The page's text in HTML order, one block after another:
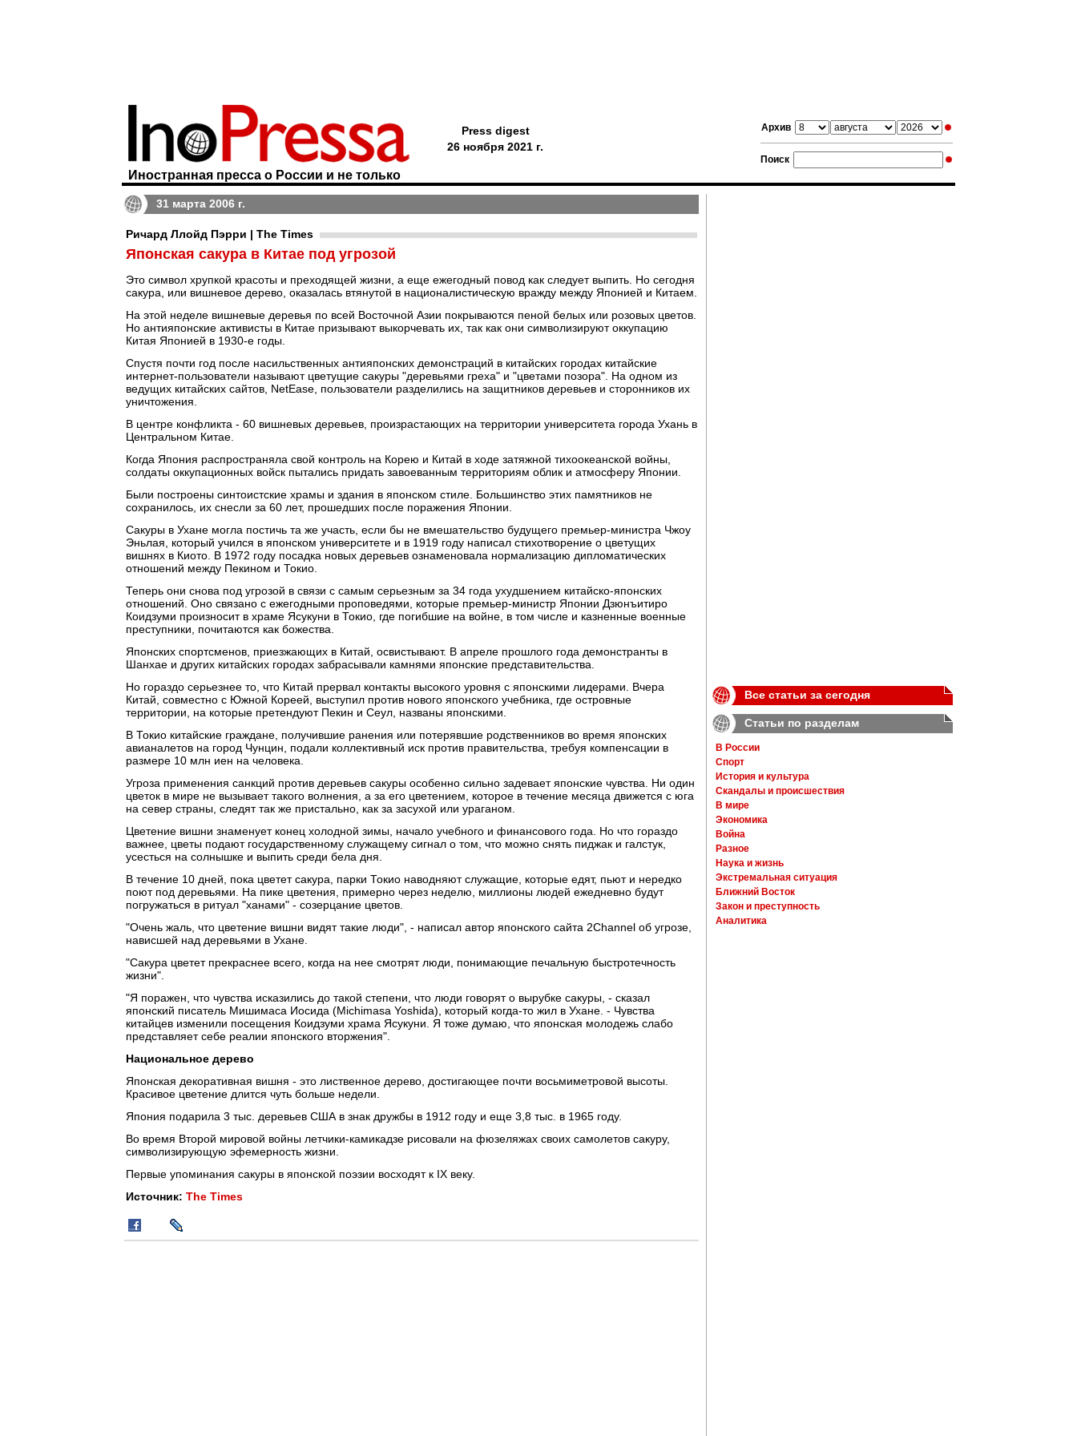
Архив
Поиск
Иностранная пресса о России и не только
Press digest
26 ноября 2021 г.
31 марта 2006 г.
Ричард Ллойд Пэрри | The Times
Японская сакура в Китае под угрозой
Это символ хрупкой красоты и преходящей жизни, а еще ежегодный повод как следует выпить. Но сегодня
сакура, или вишневое дерево, оказалась втянутой в националистическую вражду между Японией и Китаем.
На этой неделе вишневые деревья по всей Восточной Азии покрываются пеной белых или розовых цветов.
Но антияпонские активисты в Китае призывают выкорчевать их, так как они символизируют оккупацию
Китая Японией в 1930-е годы.
Спустя почти год после насильственных антияпонских демонстраций в китайских городах китайские
интернет-пользователи называют цветущие сакуры "деревьями греха" и "цветами позора". На одном из
ведущих китайских сайтов, NetEase, пользователи разделились на защитников деревьев и сторонников их
уничтожения.
В центре конфликта - 60 вишневых деревьев, произрастающих на территории университета города Ухань в
Центральном Китае.
Когда Япония распространяла свой контроль на Корею и Китай в ходе затяжной тихоокеанской войны,
солдаты оккупационных войск пытались придать завоеванным территориям облик и атмосферу Японии.
Были построены синтоистские храмы и здания в японском стиле. Большинство этих памятников не
сохранилось, их снесли за 60 лет, прошедших после поражения Японии.
Сакуры в Ухане могла постичь та же участь, если бы не вмешательство будущего премьер-министра Чжоу
Эньлая, который учился в японском университете и в 1919 году написал стихотворение о цветущих
вишнях в Киото. В 1972 году посадка новых деревьев ознаменовала нормализацию дипломатических
отношений между Пекином и Токио.
Теперь они снова под угрозой в связи с самым серьезным за 34 года ухудшением китайско-японских
отношений. Оно связано с ежегодными проповедями, которые премьер-министр Японии Дзюнъитиро
Коидзуми произносит в храме Ясукуни в Токио, где погибшие на войне, в том числе и казненные военные
преступники, почитаются как божества.
Японских спортсменов, приезжающих в Китай, освистывают. В апреле прошлого года демонстранты в
Шанхае и других китайских городах забрасывали камнями японские представительства.
Но гораздо серьезнее то, что Китай прервал контакты высокого уровня с японскими лидерами. Вчера
Китай, совместно с Южной Кореей, выступил против нового японского учебника, где островные
территории, на которые претендуют Пекин и Сеул, названы японскими.
В Токио китайские граждане, получившие ранения или потерявшие родственников во время японских
авианалетов на город Чунцин, подали коллективный иск против правительства, требуя компенсации в
размере 10 млн иен на человека.
Угроза применения санкций против деревьев сакуры особенно сильно задевает японские чувства. Ни один
цветок в мире не вызывает такого волнения, а за его цветением, которое в течение месяца движется с юга
на север страны, следят так же пристально, как за засухой или ураганом.
Цветение вишни знаменует конец холодной зимы, начало учебного и финансового года. Но что гораздо
важнее, цветы подают государственному служащему сигнал о том, что можно снять пиджак и галстук,
усесться на солнышке и выпить среди бела дня.
В течение 10 дней, пока цветет сакура, парки Токио наводняют служащие, которые едят, пьют и нередко
поют под деревьями. На пике цветения, примерно через неделю, миллионы людей ежедневно будут
погружаться в ритуал "ханами" - созерцание цветов.
"Очень жаль, что цветение вишни видят такие люди", - написал автор японского сайта 2Channel об угрозе,
нависшей над деревьями в Ухане.
"Сакура цветет прекраснее всего, когда на нее смотрят люди, понимающие печальную быстротечность
жизни".
"Я поражен, что чувства исказились до такой степени, что люди говорят о вырубке сакуры, - сказал
японский писатель Мишимаса Иосида (Michimasa Yoshida), который когда-то жил в Ухане. - Чувства
китайцев изменили посещения Коидзуми храма Ясукуни. Я тоже думаю, что японская молодежь слабо
представляет себе реалии японского вторжения".
Национальное дерево
Японская декоративная вишня - это лиственное дерево, достигающее почти восьмиметровой высоты.
Красивое цветение длится чуть больше недели.
Япония подарила 3 тыс. деревьев США в знак дружбы в 1912 году и еще 3,8 тыс. в 1965 году.
Во время Второй мировой войны летчики-камикадзе рисовали на фюзеляжах своих самолетов сакуру,
символизирующую эфемерность жизни.
Первые упоминания сакуры в японской поэзии восходят к IX веку.
Источник: The Times
Все статьи за сегодня
Статьи по разделам
В России
Спорт
История и культура
Скандалы и происшествия
В мире
Экономика
Война
Разное
Наука и жизнь
Экстремальная ситуация
Ближний Восток
Закон и преступность
Аналитика